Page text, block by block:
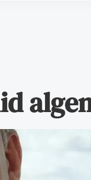
Ondersteuning